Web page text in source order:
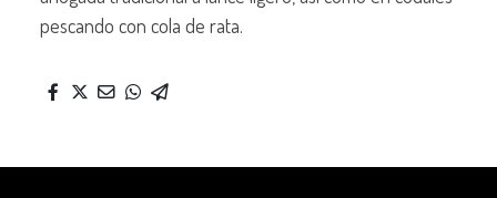
pescando con cola de rata.